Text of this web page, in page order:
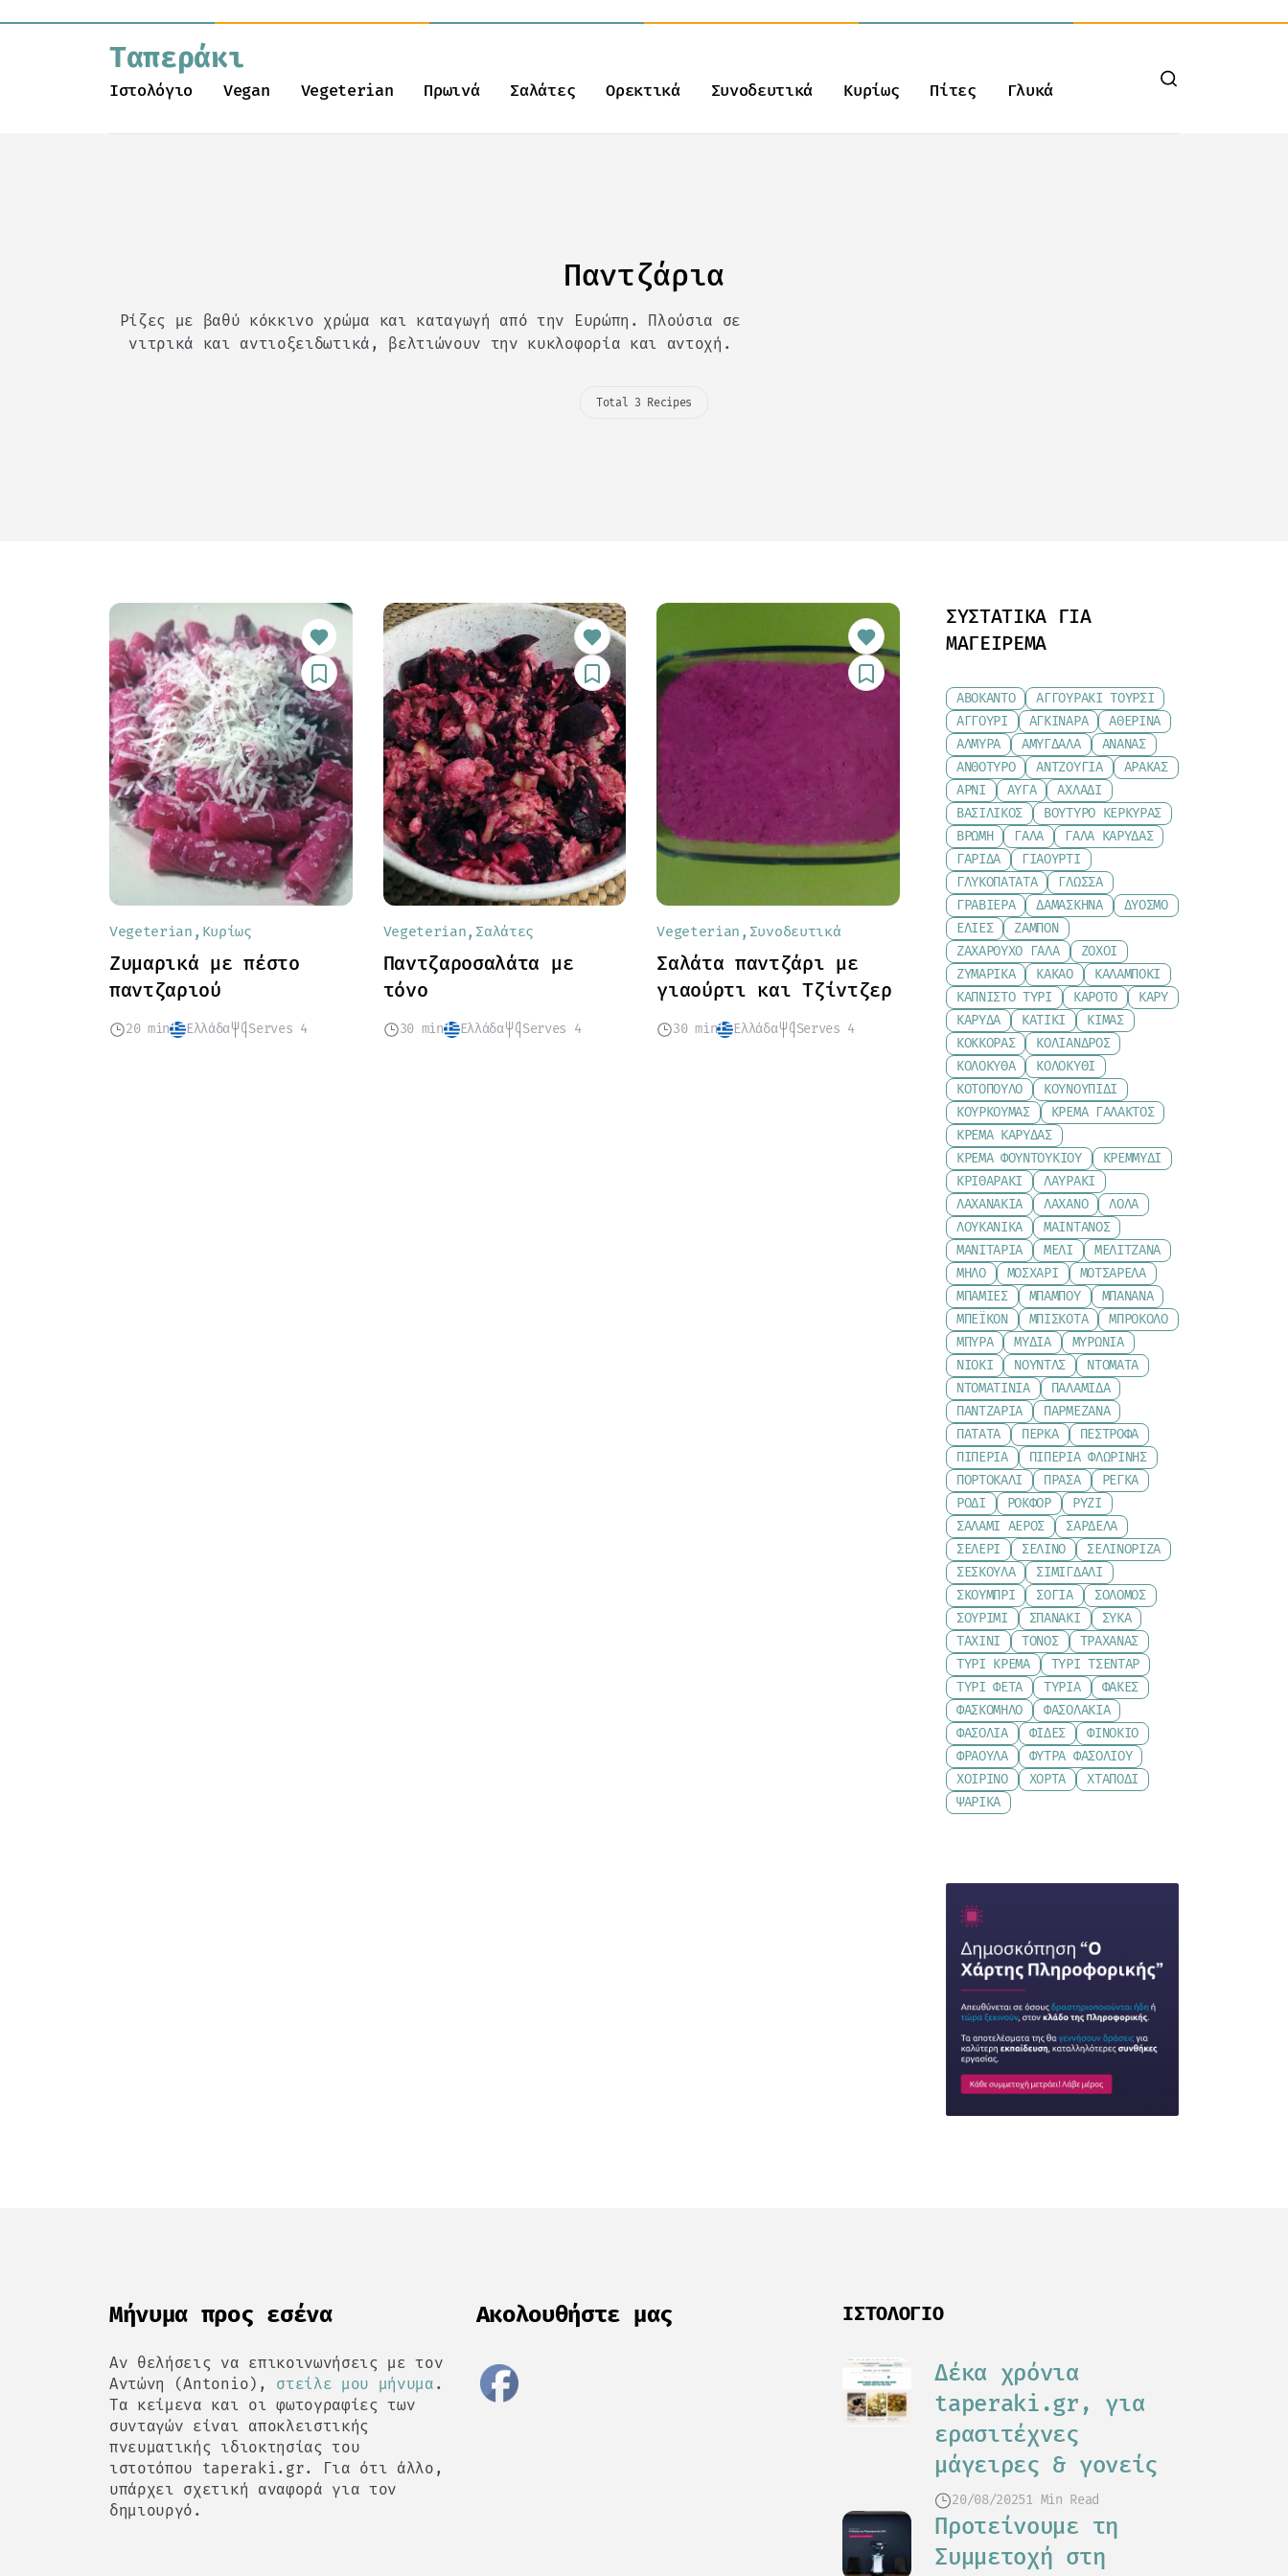
Ταπεράκι
Ιστολόγιο Vegan Vegeterian Πρωινά Σαλάτες Ορεκτικά Συνοδευτικά Κυρίως Πίτες Γλυκά
Παντζάρια
Ρίζες με βαθύ κόκκινο χρώμα και καταγωγή από την Ευρώπη. Πλούσια σε
νιτρικά και αντιοξειδωτικά, βελτιώνουν την κυκλοφορία και αντοχή.
Total 3 Recipes
Vegeterian Κυρίως
Ζυμαρικά με πέστο
παντζαριού
20 min Ελλάδα Serves 4
Vegeterian Σαλάτες
Παντζαροσαλάτα με
τόνο
30 min Ελλάδα Serves 4
Vegeterian Συνοδευτικά
Σαλάτα παντζάρι με
γιαούρτι και Τζίντζερ
30 min Ελλάδα Serves 4
ΣΥΣΤΑΤΙΚΆ ΓΙΑ
ΜΑΓΕΊΡΕΜΑ
ΑΒΟΚΆΝΤΟ
ΑΓΓΟΥΡΆΚΙ ΤΟΥΡΣΊ
ΑΓΓΟΎΡΙ
ΑΓΚΙΝΆΡΑ
ΑΘΕΡΊΝΑ
ΑΛΜΎΡΑ
ΑΜΎΓΔΑΛΑ
ΑΝΑΝΆΣ
ΑΝΘΌΤΥΡΟ
ΑΝΤΖΟΎΓΙΑ
ΑΡΑΚΆΣ
ΑΡΝΊ
ΑΥΓΆ
ΑΧΛΆΔΙ
ΒΑΣΙΛΙΚΌΣ
ΒΟΎΤΥΡΟ ΚΕΡΚΎΡΑΣ
ΒΡΏΜΗ
ΓΆΛΑ
ΓΆΛΑ ΚΑΡΎΔΑΣ
ΓΑΡΊΔΑ
ΓΙΑΟΎΡΤΙ
ΓΛΥΚΟΠΑΤΆΤΑ
ΓΛΏΣΣΑ
ΓΡΑΒΙΈΡΑ
ΔΑΜΆΣΚΗΝΑ
ΔΥΌΣΜΟ
ΕΛΙΈΣ
ΖΑΜΠΌΝ
ΖΑΧΑΡΟΎΧΟ ΓΆΛΑ
ΖΟΧΟΊ
ΖΥΜΑΡΙΚΆ
ΚΑΚΆΟ
ΚΑΛΑΜΠΌΚΙ
ΚΑΠΝΙΣΤΌ ΤΥΡΊ
ΚΑΡΌΤΟ
ΚΆΡΥ
ΚΑΡΎΔΑ
ΚΑΤΊΚΙ
ΚΙΜΆΣ
ΚΌΚΚΟΡΑΣ
ΚΌΛΙΑΝΔΡΟΣ
ΚΟΛΟΚΎΘΑ
ΚΟΛΟΚΎΘΙ
ΚΟΤΌΠΟΥΛΟ
ΚΟΥΝΟΥΠΊΔΙ
ΚΟΥΡΚΟΥΜΆΣ
ΚΡΈΜΑ ΓΆΛΑΚΤΟΣ
ΚΡΈΜΑ ΚΑΡΎΔΑΣ
ΚΡΈΜΑ ΦΟΥΝΤΟΥΚΙΟΎ
ΚΡΕΜΜΎΔΙ
ΚΡΙΘΑΡΆΚΙ
ΛΑΥΡΆΚΙ
ΛΑΧΑΝΆΚΙΑ
ΛΆΧΑΝΟ
ΛΌΛΑ
ΛΟΥΚΆΝΙΚΑ
ΜΑΙΝΤΑΝΌΣ
ΜΑΝΙΤΆΡΙΑ
ΜΈΛΙ
ΜΕΛΙΤΖΆΝΑ
ΜΉΛΟ
ΜΟΣΧΆΡΙ
ΜΟΤΣΑΡΈΛΑ
ΜΠΆΜΙΕΣ
ΜΠΑΜΠΟΎ
ΜΠΑΝΆΝΑ
ΜΠΈΙΚΟΝ
ΜΠΙΣΚΌΤΑ
ΜΠΡΌΚΟΛΟ
ΜΠΎΡΑ
ΜΎΔΙΑ
ΜΥΡΏΝΙΑ
ΝΙΌΚΙ
ΝΟΎΝΤΛΣ
ΝΤΟΜΆΤΑ
ΝΤΟΜΑΤΊΝΙΑ
ΠΑΛΑΜΊΔΑ
ΠΑΝΤΖΆΡΙΑ
ΠΑΡΜΕΖΆΝΑ
ΠΑΤΆΤΑ
ΠΈΡΚΑ
ΠΈΣΤΡΟΦΑ
ΠΙΠΕΡΙΆ
ΠΙΠΕΡΙΆ ΦΛΩΡΊΝΗΣ
ΠΟΡΤΟΚΆΛΙ
ΠΡΆΣΑ
ΡΈΓΚΑ
ΡΌΔΙ
ΡΟΚΦΌΡ
ΡΎΖΙ
ΣΑΛΆΜΙ ΑΈΡΟΣ
ΣΑΡΔΈΛΑ
ΣΈΛΕΡΙ
ΣΈΛΙΝΟ
ΣΕΛΙΝΌΡΙΖΑ
ΣΈΣΚΟΥΛΑ
ΣΙΜΙΓΔΆΛΙ
ΣΚΟΥΜΠΡΊ
ΣΌΓΙΑ
ΣΟΛΟΜΌΣ
ΣΟΥΡΊΜΙ
ΣΠΑΝΆΚΙ
ΣΎΚΑ
ΤΑΧΊΝΙ
ΤΌΝΟΣ
ΤΡΑΧΑΝΆΣ
ΤΥΡΊ ΚΡΈΜΑ
ΤΥΡΊ ΤΣΈΝΤΑΡ
ΤΥΡΊ ΦΈΤΑ
ΤΥΡΙΆ
ΦΑΚΈΣ
ΦΑΣΚΌΜΗΛΟ
ΦΑΣΟΛΆΚΙΑ
ΦΑΣΌΛΙΑ
ΦΙΔΈΣ
ΦΙΝΌΚΙΟ
ΦΡΆΟΥΛΑ
ΦΎΤΡΑ ΦΑΣΟΛΙΟΎ
ΧΟΙΡΙΝΌ
ΧΌΡΤΑ
ΧΤΑΠΌΔΙ
ΨΑΡΙΚΆ
Mήνυμα προς εσένα
Αν θελήσεις να επικοινωνήσεις με τον
Αντώνη (Antonio), στείλε μου μήνυμα .
Τα κείμενα και οι φωτογραφίες των
συνταγών είναι αποκλειστικής
πνευματικής ιδιοκτησίας του
ιστοτόπου taperaki.gr. Για ότι άλλο,
υπάρχει σχετική αναφορά για τον
δημιουργό.
Ακολουθήστε μας ΙΣΤΟΛΌΓΙΟ
Δέκα χρόνια
taperaki.gr, για
ερασιτέχνες
μάγειρες & γονείς
20/08/20251 Min Read
Προτείνουμε τη
Συμμετοχή στη